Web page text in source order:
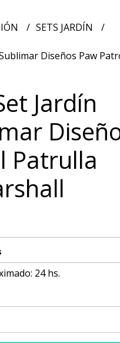
SETS JARDÍN
Diseños Paw
Jardín
Patrulla
24 hs.